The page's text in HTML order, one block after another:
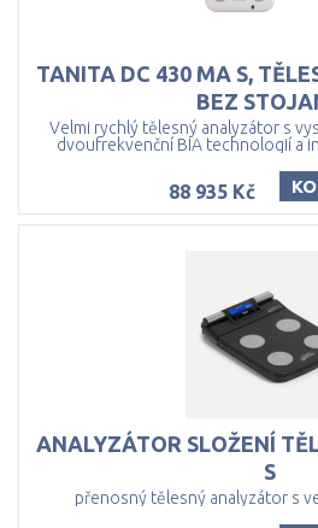
TANITA DC 430 MA S,
BEZ
Velmi rychlý tělesný analyzátor s
dvoufrekvenční BIA technologií a
88 935 Kč
ANALYZÁTOR SLOŽENÍ
S
přenosný tělesný analyzátor s